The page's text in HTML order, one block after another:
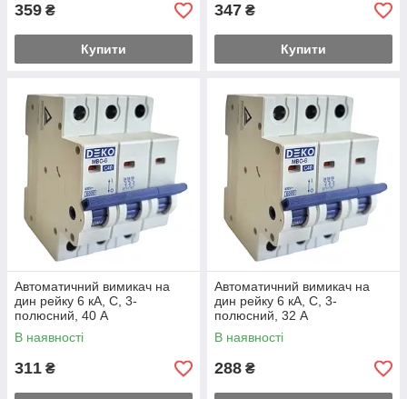
359 ₴
Купити
347 ₴
Купити
Автоматичний вимикач на
дин рейку 6 кА, С, 3-
полюсний, 40 А
В наявності
311 ₴
Автоматичний вимикач на
дин рейку 6 кА, С, 3-
полюсний, 32 А
В наявності
288 ₴